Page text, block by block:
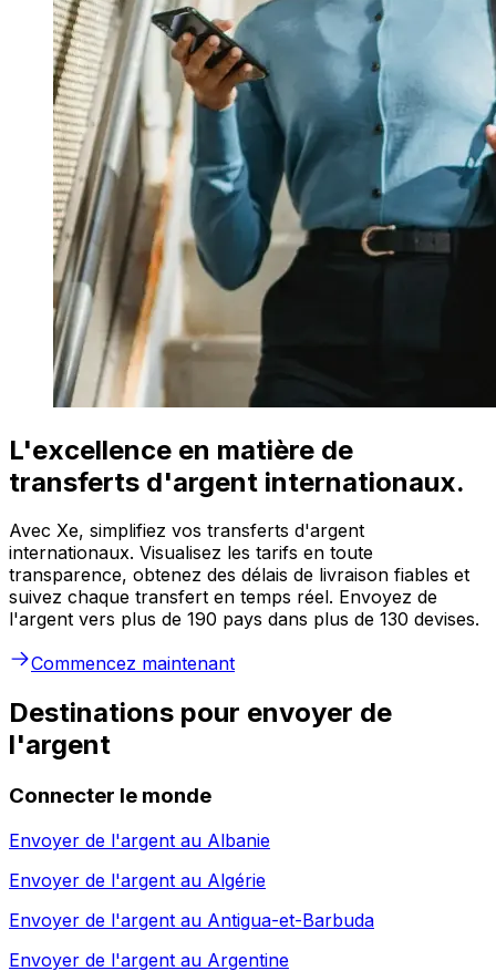
L'excellence en matière de
transferts d'argent internationaux.
Avec Xe, simplifiez vos transferts d'argent
internationaux. Visualisez les tarifs en toute
transparence, obtenez des délais de livraison fiables et
suivez chaque transfert en temps réel. Envoyez de
l'argent vers plus de 190 pays dans plus de 130 devises.
Commencez maintenant
Destinations pour envoyer de
l'argent
Connecter le monde
Envoyer de l'argent au Albanie
Envoyer de l'argent au Algérie
Envoyer de l'argent au Antigua-et-Barbuda
Envoyer de l'argent au Argentine